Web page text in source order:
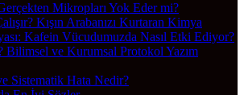
Mikropları Yok Eder mi?
Kışın Arabanızı Kurtaran Kimya
Kafein Vücudumuzda Nasıl Etki Ediyor?
Bilimsel ve Kurumsal Protokol Yazım
Sistematik Hata Nedir?